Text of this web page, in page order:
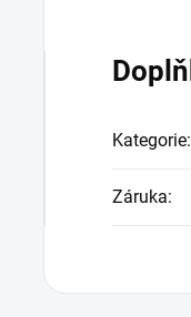
Kategorie:
Záruka: